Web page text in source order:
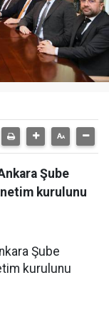
Şube
kurulunu
Şube
kurulunu